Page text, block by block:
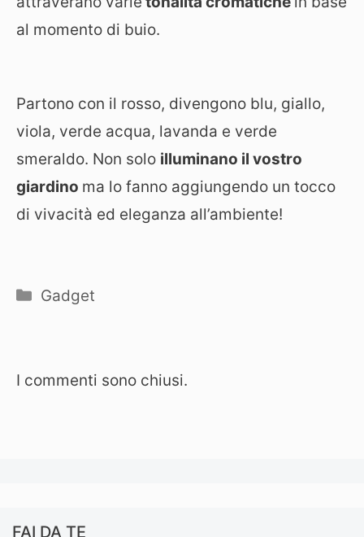
al momento di buio.
Partono con il rosso, divengono blu, giallo,
viola, verde acqua, lavanda e verde
smeraldo. Non solo illuminano il vostro
giardino ma lo fanno aggiungendo un tocco
di vivacità ed eleganza all’ambiente!
Categorie
Gadget
I commenti sono chiusi.
FAI DA TE